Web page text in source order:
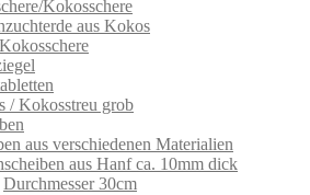
Kokosschere
aus Kokos
/ Kokosstreu grob
aus verschiedenen Materialien
aus Hanf ca. 10mm dick
Durchmesser 30cm